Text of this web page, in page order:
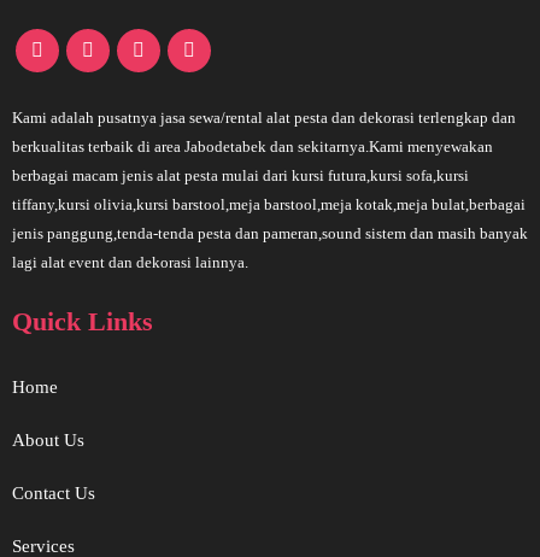
Kami adalah pusatnya jasa sewa/rental alat pesta dan dekorasi terlengkap dan
berkualitas terbaik di area Jabodetabek dan sekitarnya.Kami menyewakan
berbagai macam jenis alat pesta mulai dari kursi futura,kursi sofa,kursi
tiffany,kursi olivia,kursi barstool,meja barstool,meja kotak,meja bulat,berbagai
jenis panggung,tenda-tenda pesta dan pameran,sound sistem dan masih banyak
lagi alat event dan dekorasi lainnya.
Quick Links
Home
About Us
Contact Us
Services